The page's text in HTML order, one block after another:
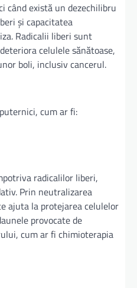
când există un dezechilibru
și capacitatea
Radicalii liberi sunt
celulele sănătoase,
boli, inclusiv cancerul.
cum ar fi:
radicalilor liberi,
Prin neutralizarea
ajuta la protejarea celulelor
provocate de
cum ar fi chimioterapia